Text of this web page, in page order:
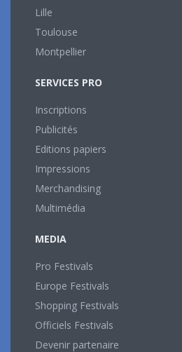
Lille
Toulouse
Montpellier
SERVICES PRO
Inscriptions
Publicités
Editions papiers
Impressions
Merchandising
Multimédia
MEDIA
Pro Festivals
Europe Festivals
Shopping Festivals
Officiels Festivals
Devenir partenaire